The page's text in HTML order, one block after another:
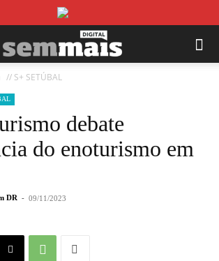
// S+ SETÚBAL
debate
do enoturismo em
DR - 09/11/2023